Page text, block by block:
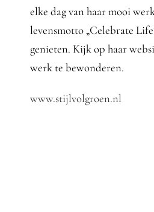
elke dag van haar mooi
levensmotto „Celebrate
genieten. Kijk op haar
werk te bewonderen.
www.stijlvolgroen.nl